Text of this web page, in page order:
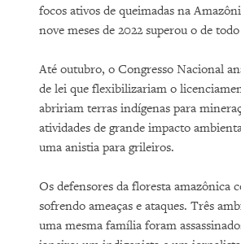
focos ativos de queimadas na
nove meses de 2022 superou o de
Até outubro, o Congresso Nacional
de lei que flexibilizariam o
abririam terras indígenas para
atividades de grande impacto
uma anistia para grileiros.
Os defensores da floresta amazônica
sofrendo ameaças e ataques. Três
uma mesma família foram